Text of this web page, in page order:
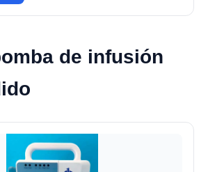
de infusión